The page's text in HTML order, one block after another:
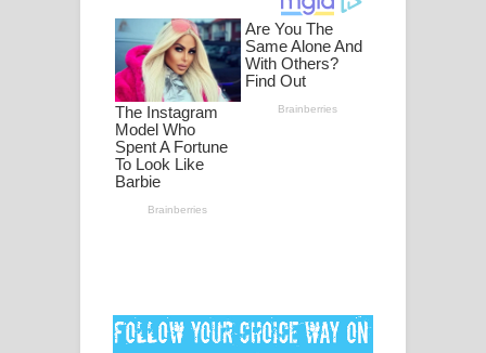
ඔබමයි මගේ ආදරේ ගීතයේ පද පෙළ
Pansal Gihin Song Lyrics - පන්සල් ගිහිං
ගීතයේ පද පෙළ
Ankeliya Song Lyrics - අංකෙළිය ගීතයේ
පද පෙළ
MANAMALA KATHA Song Lyrics -